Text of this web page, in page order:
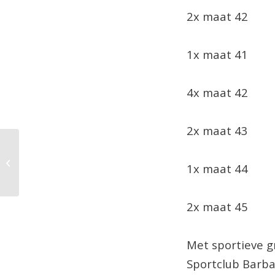
2x maat 42
1x maat 41
4x maat 42
2x maat 43
1x maat 44
2x maat 45
Met sportieve
Sportclub